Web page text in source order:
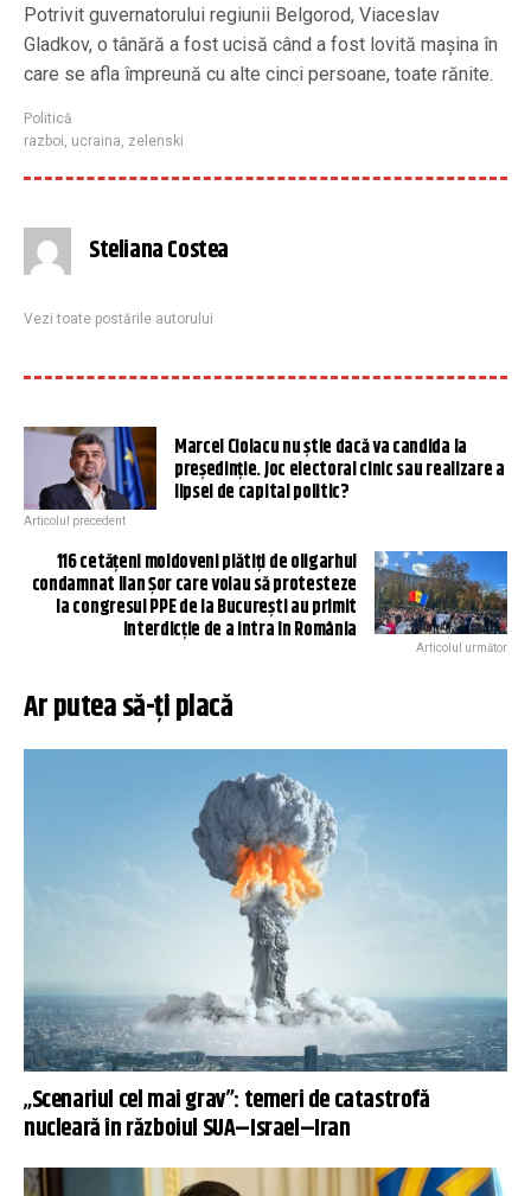
Potrivit guvernatorului regiunii Belgorod, Viaceslav
Gladkov, o tânără a fost ucisă când a fost lovită maşina în
care se afla împreună cu alte cinci persoane, toate rănite.
Politică
razboi ucraina zelenski
Steliana Costea
Vezi toate postările autorului
Marcel Ciolacu nu știe dacă va candida la
președinție. Joc electoral cinic sau realizare a
lipsei de capital politic?
Articolul precedent
116 cetățeni moldoveni plătiți de oligarhul
condamnat Ilan Șor care voiau să protesteze
la congresul PPE de la București au primit
interdicție de a intra în România
Articolul următor
Ar putea să-ți placă
„Scenariul cel mai grav”: temeri de catastrofă
nucleară în războiul SUA–Israel–Iran